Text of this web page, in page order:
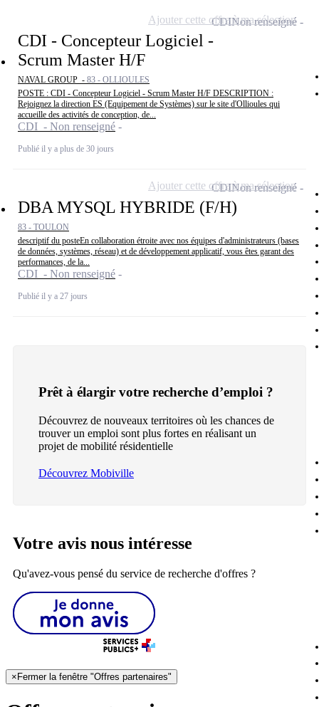
CDI - Concepteur Logiciel -
Scrum Master H/F
NAVAL GROUP - 83 - OLLIOULES
POSTE : CDI - Concepteur Logiciel - Scrum Master H/F DESCRIPTION :
Rejoignez la direction ES (Equipement de Systèmes) sur le site d'Ollioules qui
accueille des activités de conception, de...
CDI - Non renseigné
Publié il y a plus de 30 jours
CDINon renseigné
Ajouter cette offre à ma sélection
DBA MYSQL HYBRIDE (F/H)
83 - TOULON
descriptif du posteEn collaboration étroite avec nos équipes d'administrateurs (bases
de données, systèmes, réseau) et de développement applicatif, vous êtes garant des
performances, de la...
CDI - Non renseigné
Publié il y a 27 jours
CDINon renseigné
Ajouter cette offre à ma sélection
Prêt à élargir votre recherche d’emploi ?
Découvrez de nouveaux territoires où les chances de
trouver un emploi sont plus fortes en réalisant un
projet de mobilité résidentielle
Découvrez Mobiville
Votre avis nous intéresse
Qu'avez-vous pensé du service de recherche d'offres ?
× Fermer la fenêtre "Offres partenaires"